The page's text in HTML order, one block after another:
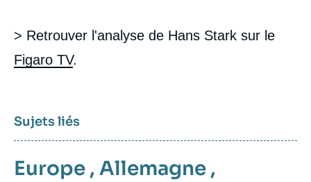
> Retrouver l'analyse de Hans Stark sur le
Figaro TV.
Sujets liés
Europe , Allemagne ,